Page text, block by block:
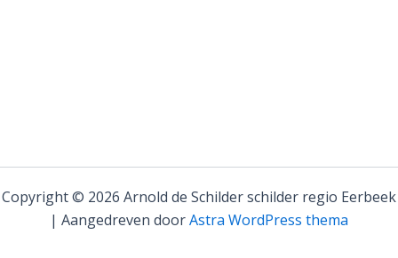
Copyright © 2026 Arnold de Schilder schilder regio Eerbeek
| Aangedreven doorAstra WordPress thema